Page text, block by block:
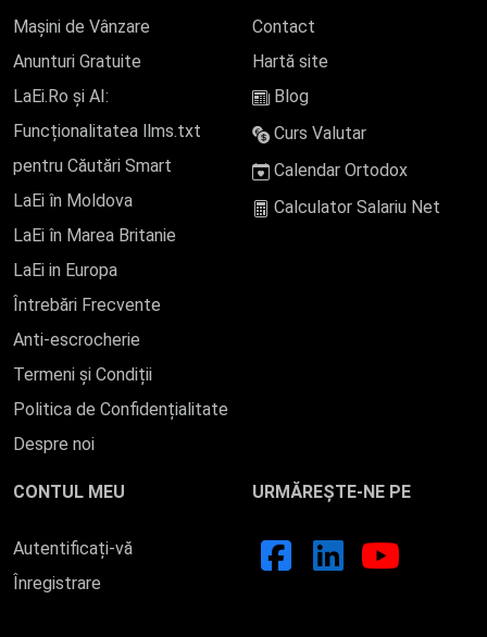
Mașini de Vânzare
Anunturi Gratuite
LaEi.Ro și AI:
Funcționalitatea llms.txt
pentru Căutări Smart
LaEi în Moldova
LaEi în Marea Britanie
LaEi in Europa
Întrebări Frecvente
Anti-escrocherie
Termeni și Condiții
Politica de Confidențialitate
Despre noi
Contact
Hartă site
Blog
Curs Valutar
Calendar Ortodox
Calculator Salariu Net
CONTUL MEU
Autentificați-vă
Înregistrare
URMĂREȘTE-NE PE